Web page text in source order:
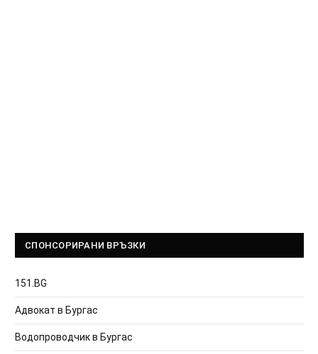
СПОНСОРИРАНИ ВРЪЗКИ
151.BG
Адвокат в Бургас
Водопроводчик в Бургас